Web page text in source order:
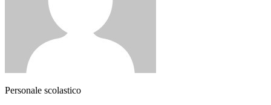
Personale scolastico